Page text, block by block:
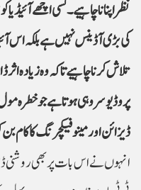
نظر اپنانا چاہیے۔ کسی اچھے
کی بڑی آڈینس نہیں ہے بلکہ اس
تلاش کرنا چاہیے تاکہ وہ زیادہ
پروڈیوسر وہی ہوتا ہے جو خطرہ
ڈیزائن اور مینوفیکچرنگ کا کام
انہوں نے اس بات پر بھی روشنی